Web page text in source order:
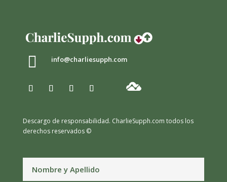
 info@charliesupph.com
Descargo de responsabilidad. CharlieSupph.com todos los
derechos reservados ©